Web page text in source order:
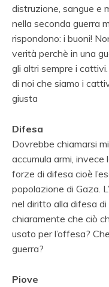
distruzione, sangue e
nella seconda guerra
rispondono: i buoni!
verità perchè in una
gli altri sempre i
di noi che siamo i
giusta
Difesa
Dovrebbe chiamarsi
accumula armi, invece
forze di difesa cioè
popolazione di Gaza.
nel diritto alla difesa di
chiaramente che ciò
usato per l’offesa?
guerra?
Piove